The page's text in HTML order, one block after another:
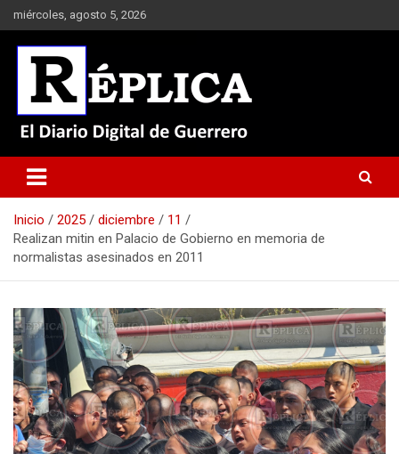
Saltar
al
contenido
miércoles, agosto 5, 2026
Réplica
Inicio 2025 diciembre
11
Realizan mitin en Palacio de Gobierno en memoria de
normalistas asesinados en 2011